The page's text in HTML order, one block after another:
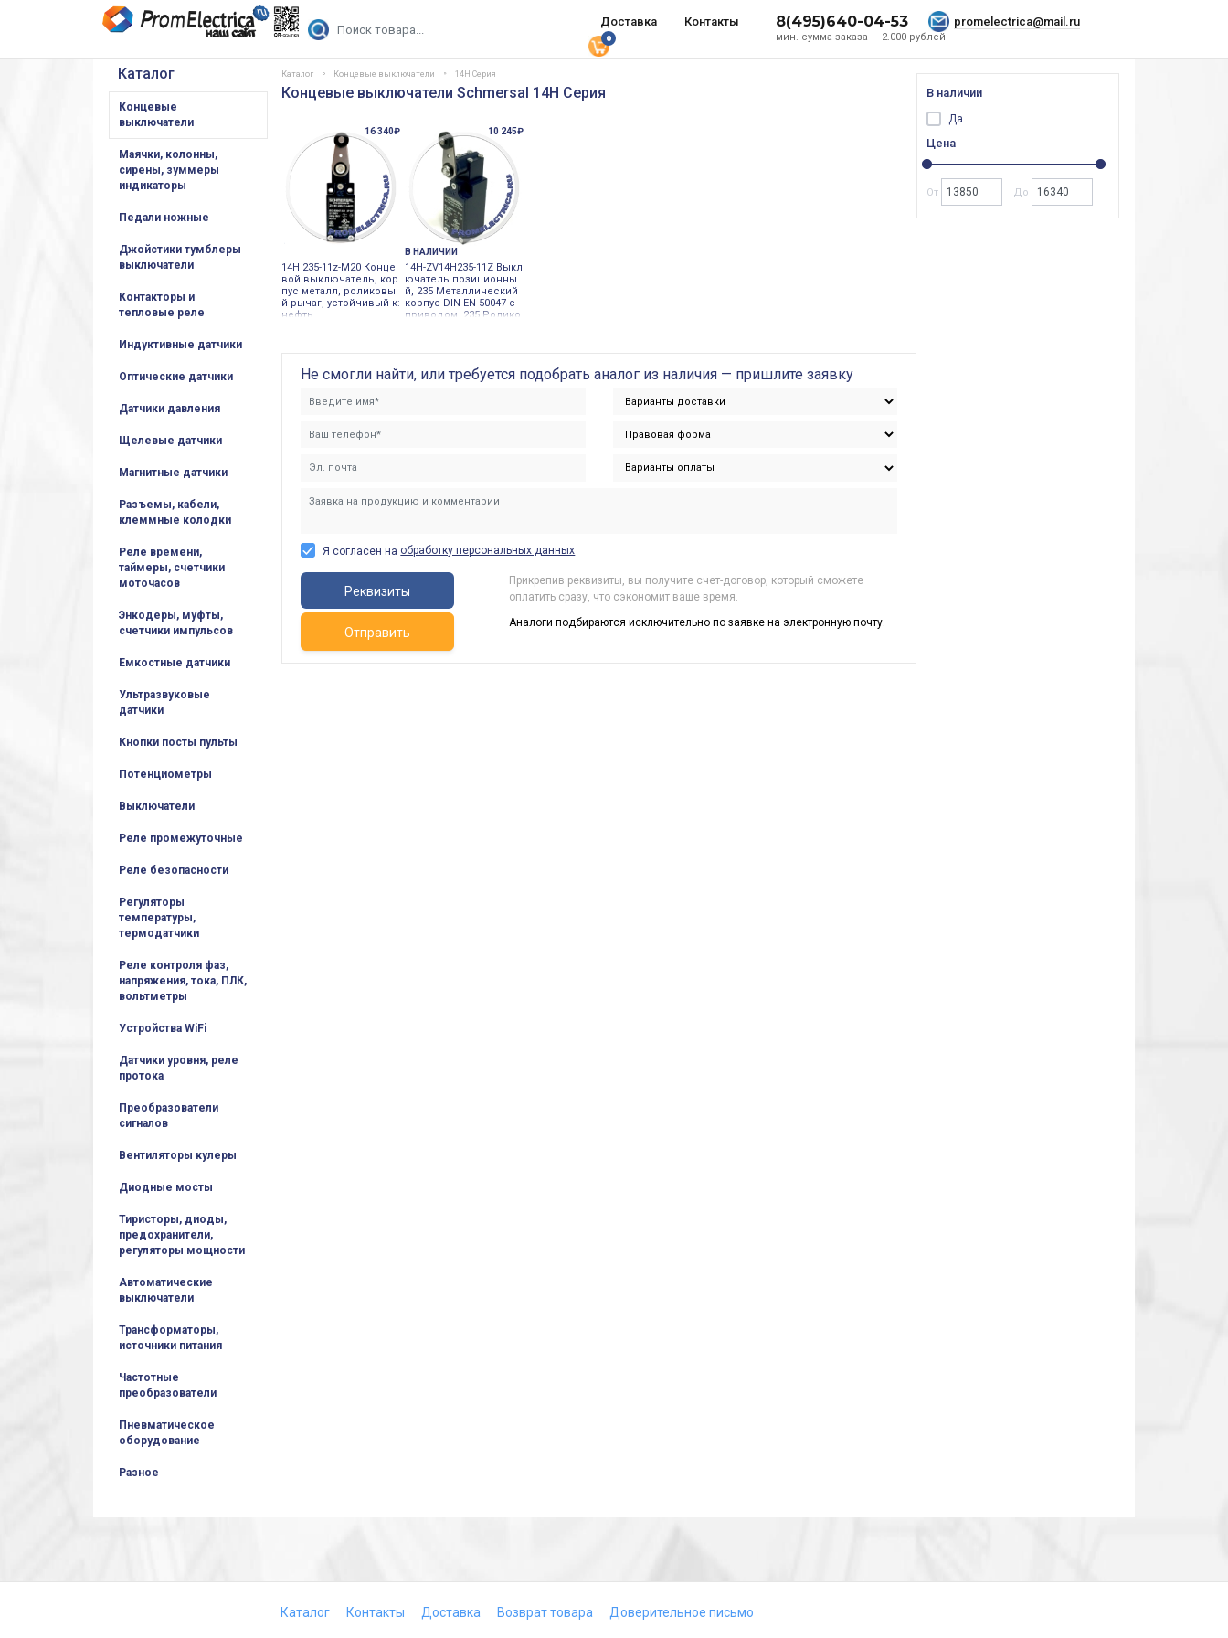
Доставка Контакты
мин. сумма заказа — 2.000 рублей
8(495)640-04-53 promelectrica@mail.ru
0
Каталог
Концевые
выключатели
Маячки, колонны,
сирены, зуммеры
индикаторы
Педали ножные
Джойстики тумблеры
выключатели
Контакторы и
тепловые реле
Индуктивные датчики
Оптические датчики
Датчики давления
Щелевые датчики
Магнитные датчики
Разъемы, кабели,
клеммные колодки
Реле времени,
таймеры, счетчики
моточасов
Энкодеры, муфты,
счетчики импульсов
Емкостные датчики
Ультразвуковые
датчики
Кнопки посты пульты
Потенциометры
Выключатели
Реле промежуточные
Реле безопасности
Регуляторы
температуры,
термодатчики
Реле контроля фаз,
напряжения, тока, ПЛК,
вольтметры
Устройства WiFi
Датчики уровня, реле
протока
Преобразователи
сигналов
Вентиляторы кулеры
Диодные мосты
Тиристоры, диоды,
предохранители,
регуляторы мощности
Автоматические
выключатели
Трансформаторы,
источники питания
Частотные
преобразователи
Пневматическое
оборудование
Разное
Каталог Концевые выключатели 14H Серия
Концевые выключатели Schmersal 14H Серия
16 340₽
14H 235-11z-M20 Конце
вой выключатель, кор
пус металл, роликовы
й рычаг, устойчивый к:
нефть
10 245₽
В НАЛИЧИИ
14H-ZV14H235-11Z Выкл
ючатель позиционны
й, 235 Металлический
корпус DIN EN 50047 с
приводом, 235 Ролико
Не смогли найти, или требуется подобрать аналог из наличия — пришлите заявку
Я согласен на обработку персональных данных
Реквизиты
Прикрепив реквизиты, вы получите счет-договор, который сможете
оплатить сразу, что сэкономит ваше время.
Отправить
Аналоги подбираются исключительно по заявке на электронную почту.
В наличии
Да
Цена
От До
Каталог Контакты Доставка Возврат товара Доверительное письмо